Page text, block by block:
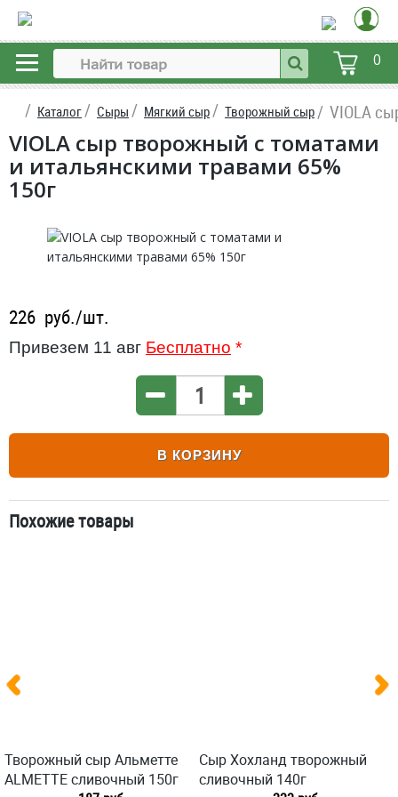
0
Каталог Сыры Мягкий сыр Творожный сыр VIOLA
VIOLA сыр творожный с томатами
и итальянскими травами 65%
150г
226 руб./шт.
Привезем 11 авг Бесплатно *
В КОРЗИНУ
Похожие товары
Творожный сыр Альметте
ALMETTE сливочный 150г
Сыр Хохланд творожный
сливочный 140г